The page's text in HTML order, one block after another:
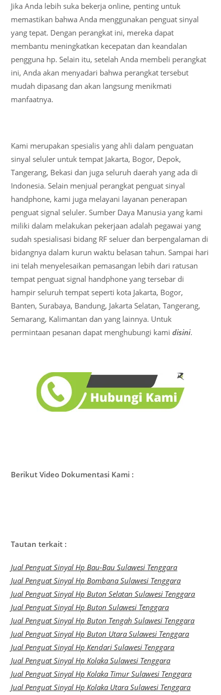
Jika Anda lebih suka bekerja online, penting untuk
memastikan bahwa Anda menggunakan penguat sinyal
yang tepat. Dengan perangkat ini, mereka dapat
membantu meningkatkan kecepatan dan keandalan
pengguna hp. Selain itu, setelah Anda membeli perangkat
ini, Anda akan menyadari bahwa perangkat tersebut
mudah dipasang dan akan langsung menikmati
manfaatnya.
Kami merupakan spesialis yang ahli dalam penguatan
sinyal seluler untuk tempat Jakarta, Bogor, Depok,
Tangerang, Bekasi dan juga seluruh daerah yang ada di
Indonesia. Selain menjual perangkat penguat sinyal
handphone, kami juga melayani layanan penerapan
penguat signal seluler. Sumber Daya Manusia yang kami
miliki dalam melakukan pekerjaan adalah pegawai yang
sudah spesialisasi bidang RF seluer dan berpengalaman di
bidangnya dalam kurun waktu belasan tahun. Sampai hari
ini telah menyelesaikan pemasangan lebih dari ratusan
tempat penguat signal handphone yang tersebar di
hampir seluruh tempat seperti kota Jakarta, Bogor,
Banten, Surabaya, Bandung, Jakarta Selatan, Tangerang,
Semarang, Kalimantan dan yang lainnya. Untuk
permintaan pesanan dapat menghubungi kamidisini.
Berikut Video Dokumentasi Kami :
Tautan terkait :
Jual Penguat Sinyal Hp Bau-Bau Sulawesi Tenggara
Jual Penguat Sinyal Hp Bombana Sulawesi Tenggara
Jual Penguat Sinyal Hp Buton Selatan Sulawesi Tenggara
Jual Penguat Sinyal Hp Buton Sulawesi Tenggara
Jual Penguat Sinyal Hp Buton Tengah Sulawesi Tenggara
Jual Penguat Sinyal Hp Buton Utara Sulawesi Tenggara
Jual Penguat Sinyal Hp Kendari Sulawesi Tenggara
Jual Penguat Sinyal Hp Kolaka Sulawesi Tenggara
Jual Penguat Sinyal Hp Kolaka Timur Sulawesi Tenggara
Jual Penguat Sinyal Hp Kolaka Utara Sulawesi Tenggara